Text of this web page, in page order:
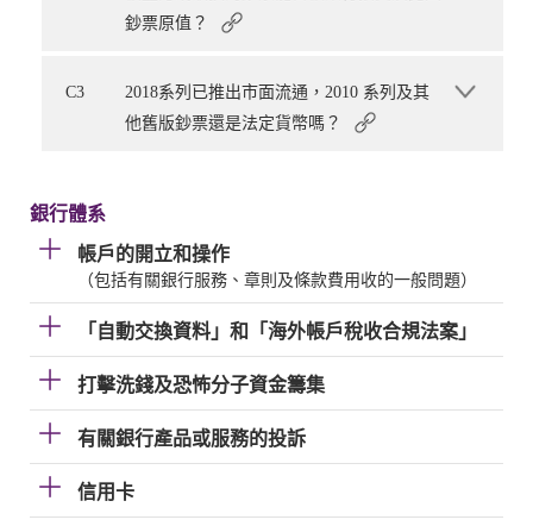
鈔票原值？
C3
2018系列已推出市面流通，2010 系列及其
他舊版鈔票還是法定貨幣嗎？
銀行體系
帳戶的開立和操作
（包括有關銀行服務、章則及條款費用收的一般問題）
「自動交換資料」和「海外帳戶稅收合規法案」
打擊洗錢及恐怖分子資金籌集
有關銀行產品或服務的投訴
信用卡